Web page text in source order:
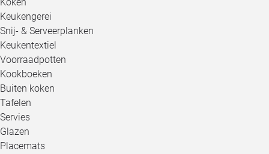
Keukengerei
Snij- & Serveerplanken
Keukentextiel
Voorraadpotten
Kookboeken
Buiten koken
Tafelen
Servies
Glazen
Placemats